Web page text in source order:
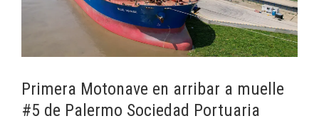
Primera Motonave en arribar a muelle
#5 de Palermo Sociedad Portuaria